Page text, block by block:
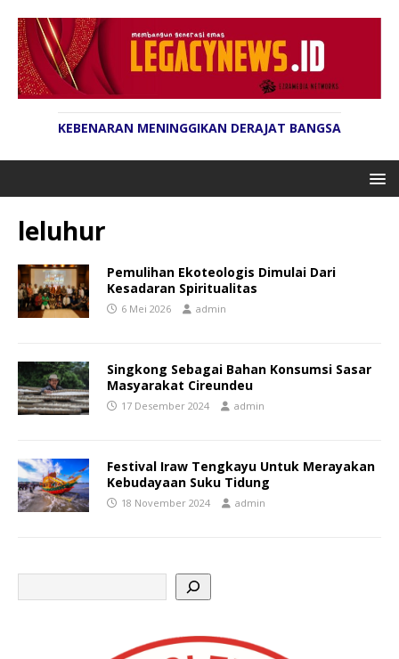
KEBENARAN MENINGGIKAN DERAJAT BANGSA
leluhur
Pemulihan Ekoteologis Dimulai Dari
Kesadaran Spiritualitas
6 Mei 2026 admin
Singkong Sebagai Bahan Konsumsi Sasar
Masyarakat Cireundeu
17 Desember 2024 admin
Festival Iraw Tengkayu Untuk Merayakan
Kebudayaan Suku Tidung
18 November 2024 admin